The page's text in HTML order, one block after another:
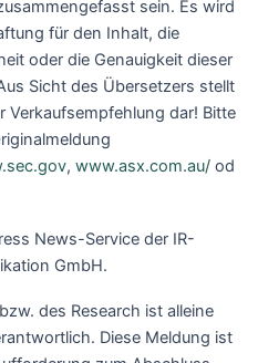
sein. Es wird
für den Inhalt, die
oder die Genauigkeit dieser
Sicht des Übersetzers stellt
Verkaufsempfehlung dar! Bitte
, www.asx.com.au/ od
News-Service der IR-
GmbH.
des Research ist alleine
Diese Meldung ist